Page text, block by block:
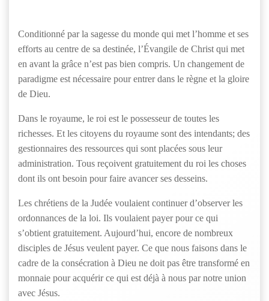
Conditionné par la sagesse du monde qui met l’homme et ses
efforts au centre de sa destinée, l’Évangile de Christ qui met
en avant la grâce n’est pas bien compris. Un changement de
paradigme est nécessaire pour entrer dans le règne et la gloire
de Dieu.
Dans le royaume, le roi est le possesseur de toutes les
richesses. Et les citoyens du royaume sont des intendants; des
gestionnaires des ressources qui sont placées sous leur
administration. Tous reçoivent gratuitement du roi les choses
dont ils ont besoin pour faire avancer ses desseins.
Les chrétiens de la Judée voulaient continuer d’observer les
ordonnances de la loi. Ils voulaient payer pour ce qui
s’obtient gratuitement. Aujourd’hui, encore de nombreux
disciples de Jésus veulent payer. Ce que nous faisons dans le
cadre de la consécration à Dieu ne doit pas être transformé en
monnaie pour acquérir ce qui est déjà à nous par notre union
avec Jésus.